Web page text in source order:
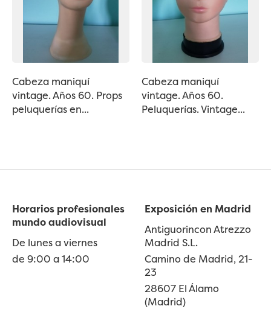
Cabeza maniquí
vintage. Años 60. Props
peluquerías en...
Cabeza maniquí
vintage. Años 60.
Peluquerías. Vintage...
Horarios profesionales
mundo audiovisual
De lunes a viernes
de 9:00 a 14:00
Exposición en Madrid
Antiguorincon Atrezzo
Madrid S.L.
Camino de Madrid, 21-
23
28607 El Álamo
(Madrid)